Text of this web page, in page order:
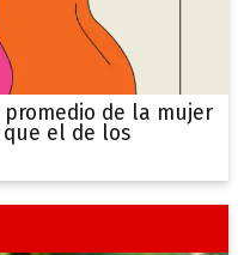
de la mujer
el de los